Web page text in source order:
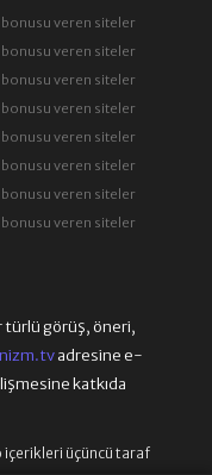
türlü görüş, öneri,
adresine e-
katkıda
içerikleri üçüncü taraf
veren siteler
veren siteler
veren siteler
veren siteler
veren siteler
veren siteler
veren siteler
veren siteler